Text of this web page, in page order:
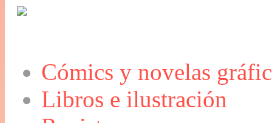
Cómics y novelas
Libros e ilustración